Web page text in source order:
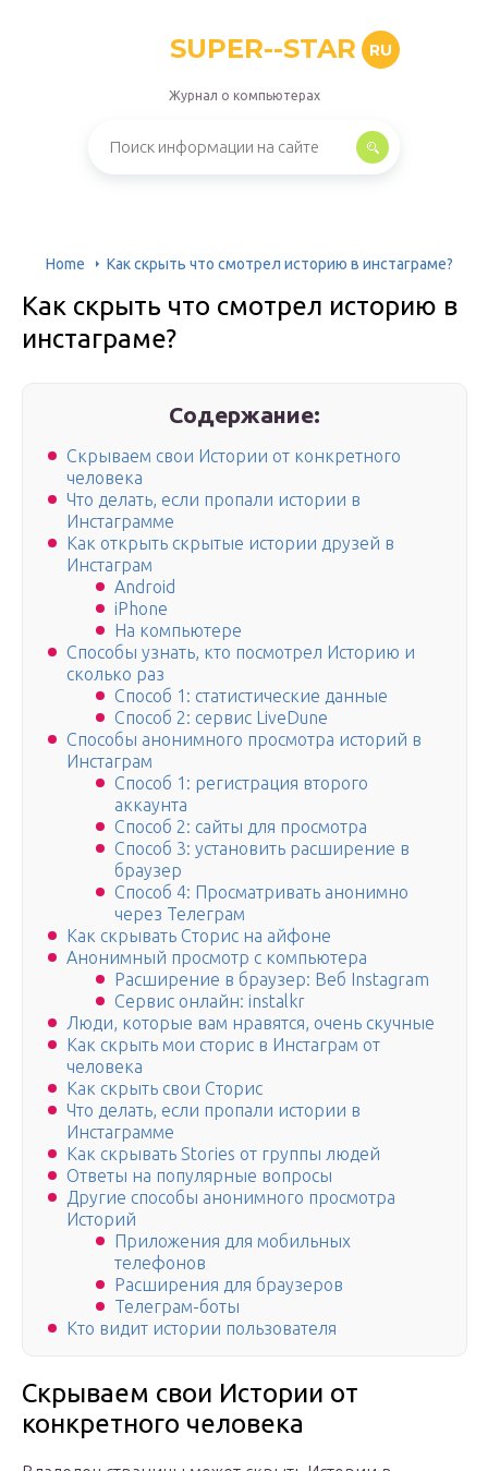
SUPER--STAR RU
Журнал о компьютерах
Home Как скрыть что смотрел историю в инстаграме?
Как скрыть что смотрел историю в
инстаграме?
Содержание:
Скрываем свои Истории от конкретного
человека
Что делать, если пропали истории в
Инстаграмме
Как открыть скрытые истории друзей в
Инстаграм
Android
iPhone
На компьютере
Способы узнать, кто посмотрел Историю и
сколько раз
Способ 1: статистические данные
Способ 2: сервис LiveDune
Способы анонимного просмотра историй в
Инстаграм
Способ 1: регистрация второго
аккаунта
Способ 2: сайты для просмотра
Способ 3: установить расширение в
браузер
Способ 4: Просматривать анонимно
через Телеграм
Как скрывать Сторис на айфоне
Анонимный просмотр с компьютера
Расширение в браузер: Веб Instagram
Сервис онлайн: instalkr
Люди, которые вам нравятся, очень скучные
Как скрыть мои сторис в Инстаграм от
человека
Как скрыть свои Сторис
Что делать, если пропали истории в
Инстаграмме
Как скрывать Stories от группы людей
Ответы на популярные вопросы
Другие способы анонимного просмотра
Историй
Приложения для мобильных
телефонов
Расширения для браузеров
Телеграм-боты
Кто видит истории пользователя
Скрываем свои Истории от
конкретного человека